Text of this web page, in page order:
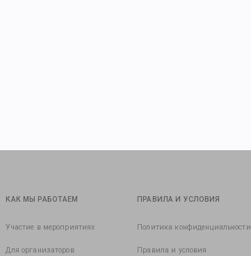
КАК МЫ РАБОТАЕМ
Участие в мероприятиях
Для организаторов
ПРАВИЛА И УСЛОВИЯ
Политика конфиденциальности
Правила и условия